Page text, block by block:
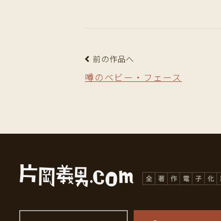
前の作品へ
噂のベビー・フェース